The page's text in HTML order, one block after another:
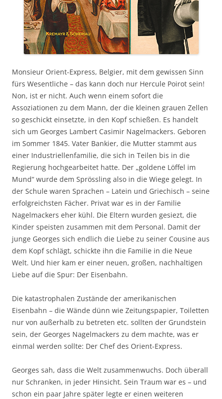
Monsieur Orient-Express, Belgier, mit dem gewissen Sinn
fürs Wesentliche – das kann doch nur Hercule Poirot sein!
Non, ist er nicht. Auch wenn einem sofort die
Assoziationen zu dem Mann, der die kleinen grauen Zellen
so geschickt einsetzte, in den Kopf schießen. Es handelt
sich um Georges Lambert Casimir Nagelmackers. Geboren
im Sommer 1845. Vater Bankier, die Mutter stammt aus
einer Industriellenfamilie, die sich in Teilen bis in die
Regierung hochgearbeitet hatte. Der „goldene Löffel im
Mund“ wurde dem Sprössling also in die Wiege gelegt. In
der Schule waren Sprachen – Latein und Griechisch – seine
erfolgreichsten Fächer. Privat war es in der Familie
Nagelmackers eher kühl. Die Eltern wurden gesiezt, die
Kinder speisten zusammen mit dem Personal. Damit der
junge Georges sich endlich die Liebe zu seiner Cousine aus
dem Kopf schlägt, schickte ihn die Familie in die Neue
Welt. Und hier kam er einer neuen, großen, nachhaltigen
Liebe auf die Spur: Der Eisenbahn.
Die katastrophalen Zustände der amerikanischen
Eisenbahn – die Wände dünn wie Zeitungspapier, Toiletten
nur von außerhalb zu betreten etc. sollten der Grundstein
sein, der Georges Nagelmackers zu dem machte, was er
einmal werden sollte: Der Chef des Orient-Express.
Georges sah, dass die Welt zusammenwuchs. Doch überall
nur Schranken, in jeder Hinsicht. Sein Traum war es – und
schon ein paar Jahre später legte er einen weiteren